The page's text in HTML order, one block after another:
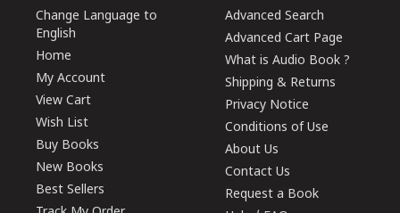
Change Language to
English
Home
My Account
View Cart
Wish List
Buy Books
New Books
Best Sellers
Advanced Search
Advanced Cart Page
What is Audio Book ?
Shipping & Returns
Privacy Notice
Conditions of Use
About Us
Contact Us
Request a Book